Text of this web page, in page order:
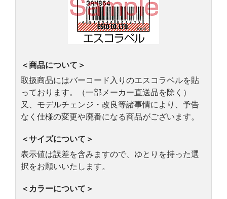
＜商品について＞
取扱商品にはバーコード入りのエスコラベルを貼
っております。（一部メーカー直送品を除く）
又、モデルチェンジ・改良等諸事情により、予告
なく仕様の変更や廃番になる商品がございます。
＜サイズについて＞
表示値は誤差を含みますので、ゆとりを持った選
択をお願いいたします。
＜カラーについて＞